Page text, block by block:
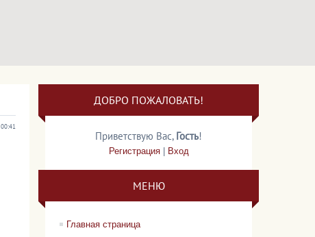
00:41
ДОБРО ПОЖАЛОВАТЬ!
Приветствую Вас, Гость!
Регистрация| Вход
МЕНЮ
Главная страница